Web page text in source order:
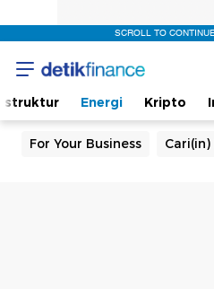
SCROLL TO
Energi Kripto
For Your Business